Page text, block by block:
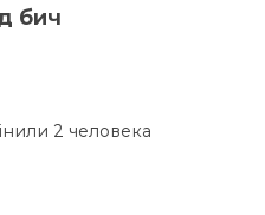
бич
2 человекa